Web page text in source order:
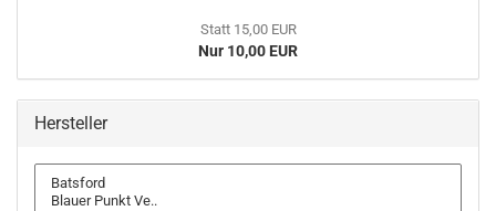
Statt 15,00 EUR
Nur 10,00 EUR
Hersteller